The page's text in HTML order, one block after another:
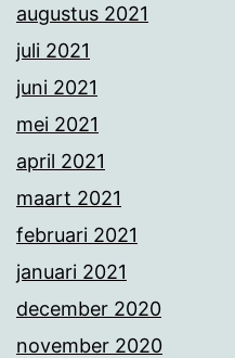
augustus 2021
juli 2021
juni 2021
mei 2021
april 2021
maart 2021
februari 2021
januari 2021
december 2020
november 2020